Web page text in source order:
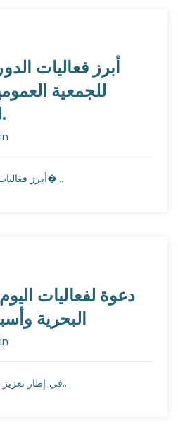
أبرز فعاليات
للجمعية
للناقلين البحريين.
أبرز فعاليات الدورة الرابعة عشرة للجم�...
دعوة لفعاليات
البحرية
في إطار تعزيز التعاون الدولي وتوسيع شب...